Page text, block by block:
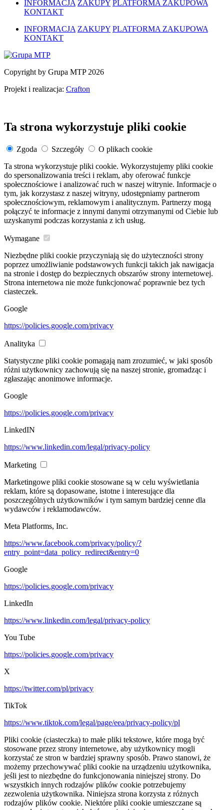
INFORMACJA ZAKUPY PLATFORMA ZAKUPOWA
KONTAKT
INFORMACJA ZAKUPY PLATFORMA ZAKUPOWA
KONTAKT
Copyright by Grupa MTP 2026
Projekt i realizacja: Crafton
Ta strona wykorzystuje pliki cookie
Zgoda Szczegóły
O plikach cookie
Ta strona wykorzystuje pliki cookie. Wykorzystujemy pliki cookie
do spersonalizowania treści i reklam, aby oferować funkcje
społecznościowe i analizować ruch w naszej witrynie. Informacje o
tym, jak korzystasz z naszej witryny, udostępniamy partnerom
społecznościowym, reklamowym i analitycznym. Partnerzy mogą
połączyć te informacje z innymi danymi otrzymanymi od Ciebie lub
uzyskanymi podczas korzystania z ich usług.
Wymagane
Niezbędne pliki cookie przyczyniają się do użyteczności strony
poprzez umożliwianie podstawowych funkcji takich jak nawigacja
na stronie i dostęp do bezpiecznych obszarów strony internetowej.
Strona internetowa nie może funkcjonować poprawnie bez tych
ciasteczek.
Google
https://policies.google.com/privacy
Analityka
Statystyczne pliki cookie pomagają nam zrozumieć, w jaki sposób
różni użytkownicy zachowują się na naszej stronie, gromadząc i
zgłaszając anonimowe informacje.
Google
https://policies.google.com/privacy
LinkedIN
https://www.linkedin.com/legal/privacy-policy
Marketing
Marketingowe pliki cookie stosowane są w celu wyświetlania
reklam, które są dopasowane, istotne i interesujące dla
poszczególnych użytkowników i tym samym bardziej cenne dla
wydawców i reklamodawców.
Meta Platforms, Inc.
https://www.facebook.com/privacy/policy/?
entry_point=data_policy_redirect&entry=0
Google
https://policies.google.com/privacy
LinkedIn
https://www.linkedin.com/legal/privacy-policy
You Tube
https://policies.google.com/privacy
X
https://twitter.com/pl/privacy
TikTok
https://www.tiktok.com/legal/page/eea/privacy-policy/pl
Pliki cookie (ciasteczka) to małe pliki tekstowe, które mogą być
stosowane przez strony internetowe, aby użytkownicy mogli
korzystać ze stron w bardziej sprawny sposób. Prawo stanowi, że
możemy przechowywać pliki cookie na urządzeniu użytkownika,
jeśli jest to niezbędne do funkcjonowania niniejszej strony. Do
wszystkich innych rodzajów plików cookie potrzebujemy
zezwolenia użytkownika. Niniejsza strona korzysta z różnych
rodzajów plików cookie. Niektóre pliki cookie umieszczane są